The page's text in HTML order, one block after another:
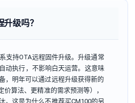
级吗？
支持OTA远程固件升级。升级通常
动执行，不影响白天运营。这意味
，明年可以通过远程升级获得新的
价算法、更精准的需求预测等），
。这是为什么不推荐买CM100的另